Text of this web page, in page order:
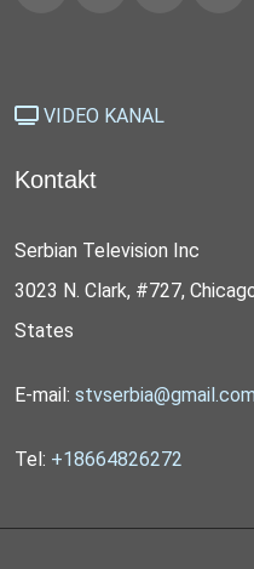
VIDEO KANAL
Kontakt
Serbian Television Inc
3023 N. Clark, #727,
States
E-mail: stvserbia@gmail.com
Tel: +18664826272